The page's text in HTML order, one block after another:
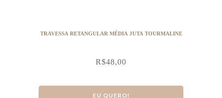
TRAVESSA RETANGULAR MÉDIA JUTA TOURMALINE
R$48,00
EU QUERO!